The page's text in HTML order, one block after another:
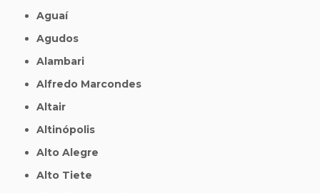
Aguaí
Agudos
Alambari
Alfredo Marcondes
Altair
Altinópolis
Alto Alegre
Alto Tiete